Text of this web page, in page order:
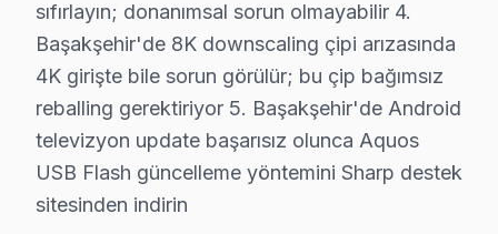
Ücretsiz Arıza Tespiti: Başakşehir'de arıza tespiti
Şeffaf Fiyat Teklifi: Hangi bileşenlerin değişeceğini,
Garantili Servis Avantajı: 6 ay-2 yıl garanti ile aynı
» Basit arızalarda aynı gün servis tamamlanır.
Sharp Servisi Garanti ve Sonrası Destek
sıfırlayın; donanımsal sorun olmayabilir 4.
Başakşehir'de 8K downscaling çipi arızasında
4K girişte bile sorun görülür; bu çip bağımsız
reballing gerektiriyor 5. Başakşehir'de Android
televizyon update başarısız olunca Aquos
USB Flash güncelleme yöntemini Sharp destek
sitesinden indirin